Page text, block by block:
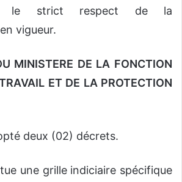
le strict respect de la
vigueur.
MINISTERE DE LA FONCTION
ET DE LA PROTECTION
deux (02) décrets.
une grille indiciaire spécifique